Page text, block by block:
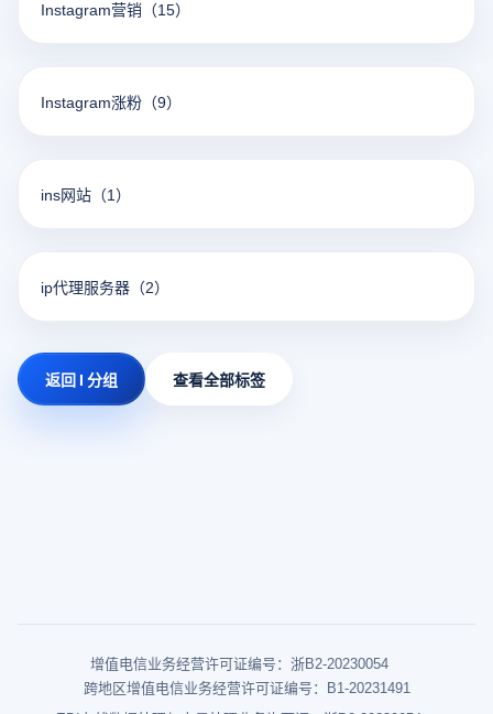
Instagram营销 （15）
Instagram涨粉 （9）
ins网站 （1）
ip代理服务器 （2）
返回 I 分组 查看全部标签
增值电信业务经营许可证编号：浙B2-20230054
跨地区增值电信业务经营许可证编号：B1-20231491